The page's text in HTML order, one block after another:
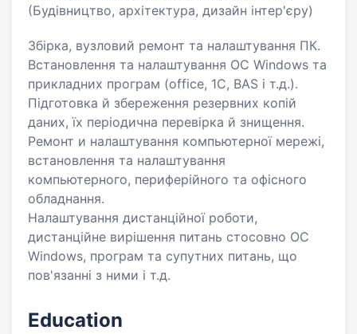
(Будівництво, архітектура, дизайн інтер'єру)
Збірка, вузловий ремонт та налаштування ПК.
Встановлення та налаштування ОС Windows та
прикладних програм (office, 1C, BAS і т.д.).
Підготовка й збереження резервних копій
даних, їх періодична перевірка й знищення.
Ремонт и налаштування компьютерної мережі,
встановлення та налаштування
компьютерного, периферійного та офісного
обладнання.
Налаштування дистанційної роботи,
дистанційне вирішення питань стосовно ОС
Windows, програм та супутних питань, що
пов'язанні з ними і т.д.
Education